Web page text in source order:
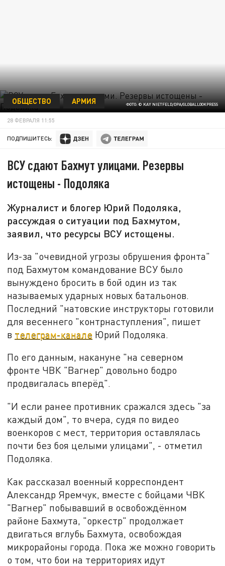
ФОТО: © KAY NIETFELD/DPA/GLOBALLOOKPRESS
ОБЩЕСТВО АРМИЯ
28 ФЕВРАЛЯ 11:55
ПОДПИШИТЕСЬ:
ВСУ сдают Бахмут улицами. Резервы
истощены - Подоляка
Журналист и блогер Юрий Подоляка,
рассуждая о ситуации под Бахмутом,
заявил, что ресурсы ВСУ истощены.
Из-за "очевидной угрозы обрушения фронта"
под Бахмутом командование ВСУ было
вынуждено бросить в бой один из так
называемых ударных новых батальонов.
Последний "натовские инструкторы готовили
для весеннего "контрнаступления", пишет
в телеграм-канале Юрий Подоляка.
По его данным, накануне "на северном
фронте ЧВК "Вагнер" довольно бодро
продвигалась вперёд".
"И если ранее противник сражался здесь "за
каждый дом", то вчера, судя по видео
военкоров с мест, территория оставлялась
почти без боя целыми улицами", - отметил
Подоляка.
Как рассказал военный корреспондент
Александр Яремчук, вместе с бойцами ЧВК
"Вагнер" побывавший в освобождённом
районе Бахмута, "оркестр" продолжает
двигаться вглубь Бахмута, освобождая
микрорайоны города. Пока же можно говорить
о том, что бои на территориях идут